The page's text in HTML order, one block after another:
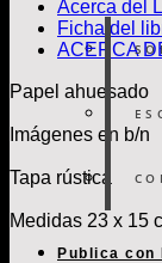
Publica con
Acerca del
Ficha del
ACERCA
Papel ahuesado
Imágenes en b/n
Tapa rústica
Medidas 23 x 15